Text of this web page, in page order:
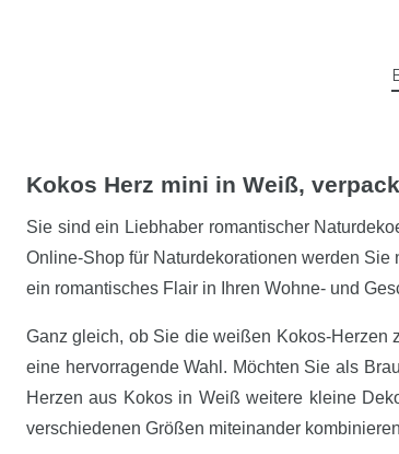
Kokos Herz mini in Weiß,
Sie sind ein Liebhaber romantischer
Online-Shop für Naturdekorationen werden
ein romantisches Flair in Ihren Wohne- und
Ganz gleich, ob Sie die weißen Kokos-Herzen
eine hervorragende Wahl. Möchten Sie als
Herzen aus Kokos in Weiß weitere kleine
verschiedenen Größen miteinander